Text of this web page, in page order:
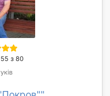
з 80